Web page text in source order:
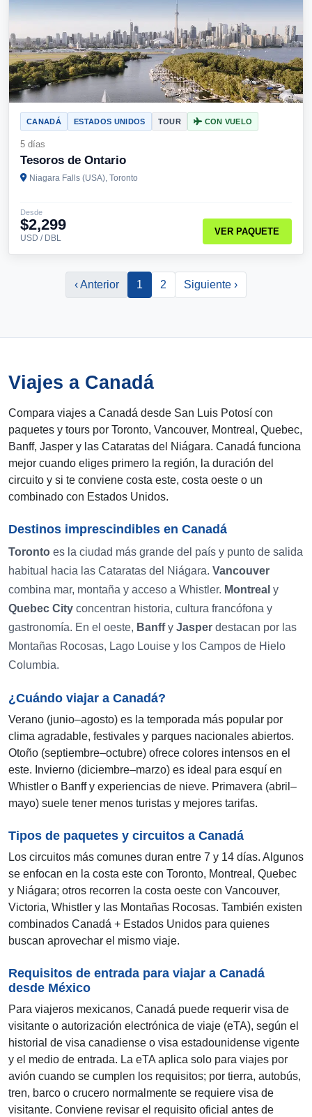
CANADÁ ESTADOS UNIDOS TOUR CON VUELO
5 días
Tesoros de Ontario
Niagara Falls (USA), Toronto
Desde
$2,299
USD / DBL
VER PAQUETE
‹ Anterior 1 2 Siguiente ›
Viajes a Canadá
Compara viajes a Canadá desde San Luis Potosí con
paquetes y tours por Toronto, Vancouver, Montreal, Quebec,
Banff, Jasper y las Cataratas del Niágara. Canadá funciona
mejor cuando eliges primero la región, la duración del
circuito y si te conviene costa este, costa oeste o un
combinado con Estados Unidos.
Destinos imprescindibles en Canadá
Toronto es la ciudad más grande del país y punto de salida
habitual hacia las Cataratas del Niágara. Vancouver
combina mar, montaña y acceso a Whistler. Montreal y
Quebec City concentran historia, cultura francófona y
gastronomía. En el oeste, Banffy Jasper destacan por las
Montañas Rocosas, Lago Louise y los Campos de Hielo
Columbia.
¿Cuándo viajar a Canadá?
Verano (junio–agosto) es la temporada más popular por
clima agradable, festivales y parques nacionales abiertos.
Otoño (septiembre–octubre) ofrece colores intensos en el
este. Invierno (diciembre–marzo) es ideal para esquí en
Whistler o Banff y experiencias de nieve. Primavera (abril–
mayo) suele tener menos turistas y mejores tarifas.
Tipos de paquetes y circuitos a Canadá
Los circuitos más comunes duran entre 7 y 14 días. Algunos
se enfocan en la costa este con Toronto, Montreal, Quebec
y Niágara; otros recorren la costa oeste con Vancouver,
Victoria, Whistler y las Montañas Rocosas. También existen
combinados Canadá + Estados Unidos para quienes
buscan aprovechar el mismo viaje.
Requisitos de entrada para viajar a Canadá
desde México
Para viajeros mexicanos, Canadá puede requerir visa de
visitante o autorización electrónica de viaje (eTA), según el
historial de visa canadiense o visa estadounidense vigente
y el medio de entrada. La eTA aplica solo para viajes por
avión cuando se cumplen los requisitos; por tierra, autobús,
tren, barco o crucero normalmente se requiere visa de
visitante. Conviene revisar el requisito oficial antes de